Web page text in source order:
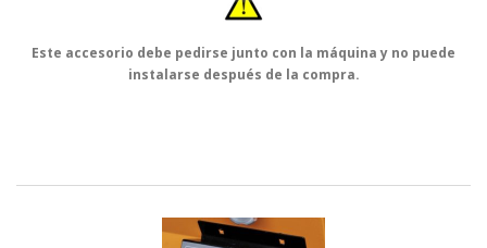
Este accesorio debe pedirse junto con la máquina y no puede
instalarse después de la compra.